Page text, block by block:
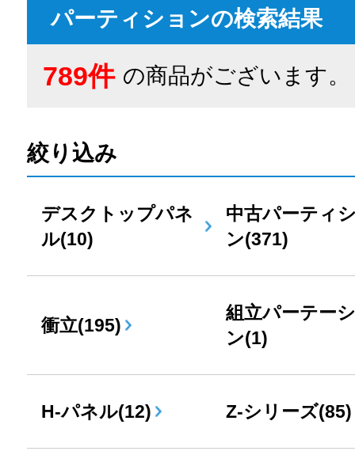
パーティションの検索結果
789件 の商品がございます。
絞り込み
デスクトップパネ
ル(10)
中古パーティ
ン(371)
衝立(195)
組立パーテー
ン(1)
H-パネル(12) Z-シリーズ(85)